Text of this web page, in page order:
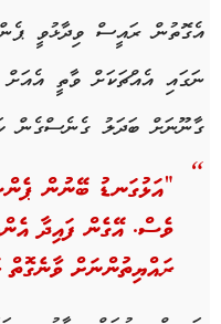
އެގޮތުން ރައީސް ވިދާޅުވީ
ނަގައި އެއްޗަކަށް ވާތީ
ގާނޫނަށް ބަދަލު ގެނެސްގެން
“އަޅުގަނޑު ބޭނުން
ވެސް. އޭގެން ފައިދާ
ރައްޔިތުންނަށް ވާނެގޮތް